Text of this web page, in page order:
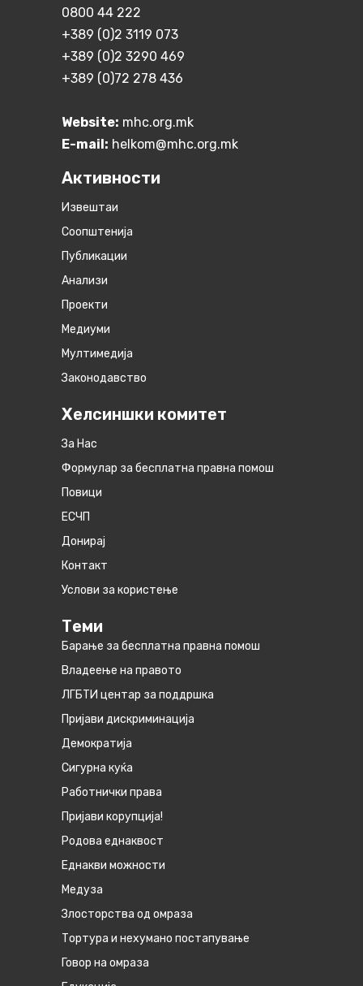
0800 44 222
+389 (0)2 3119 073
+389 (0)2 3290 469
+389 (0)72 278 436
Website: mhc.org.mk
E-mail: helkom@mhc.org.mk
Активности
Извештаи
Соопштенија
Публикации
Анализи
Проекти
Медиуми
Мултимедија
Законодавство
Хелсиншки комитет
За Нас
Формулар за бесплатна правна помош
Повици
ЕСЧП
Донирај
Контакт
Услови за користење
Теми
Барање за бесплатна правна помош
Владеење на правото
ЛГБТИ центар за поддршка
Пријави дискриминација
Демократија
Сигурна куќа
Работнички права
Пријави корупција!
Родова еднаквост
Eднакви можности
Медуза
Злосторства од омраза
Тортура и нехумано постапување
Говор на омраза